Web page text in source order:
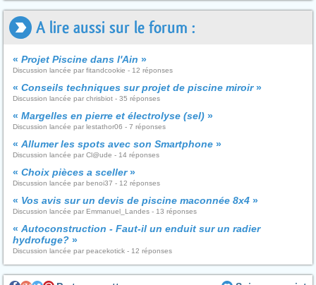
A lire aussi sur le forum :
« Projet Piscine dans l'Ain »
Discussion lancée par fitandcookie - 12 réponses
« Conseils techniques sur projet de piscine miroir»
Discussion lancée par chrisbiot - 35 réponses
« Margelles en pierre et électrolyse (sel) »
Discussion lancée par lestathor06 - 7 réponses
« Allumer les spots avec son Smartphone »
Discussion lancée par Cl@ude - 14 réponses
« Choix pièces a sceller»
Discussion lancée par benoi37 - 12 réponses
« Vos avis sur un devis de piscine maconnée 8x4 »
Discussion lancée par Emmanuel_Landes - 13 réponses
« Autoconstruction - Faut-il un enduit sur un radier
hydrofuge? »
Discussion lancée par peacekotick - 12 réponses